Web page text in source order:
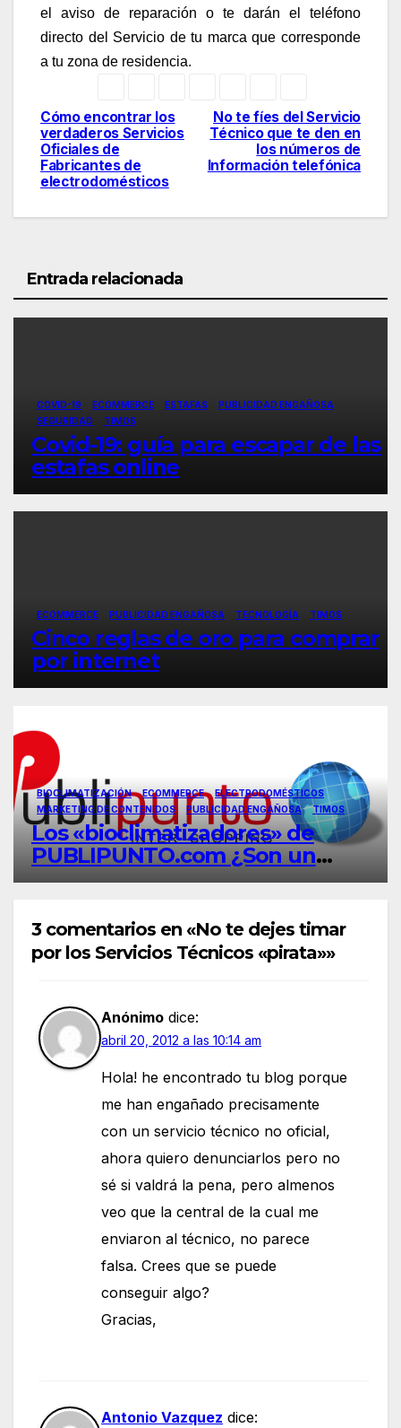
el aviso de reparación o te darán el teléfono
directo del Servicio de tu marca que corresponde
a tu zona de residencia.
Navegación
de
No te fíes del Servicio
Técnico que te den en
los números de
Información telefónica
Cómo encontrar los
verdaderos Servicios
Oficiales de
Fabricantes de
electrodomésticos
Entrada relacionada
COVID-19 ECOMMERCE ESTAFAS
PUBLICIDAD ENGAÑOSA
SEGURIDAD
TIMOS
Covid-19: guía para escapar de las
estafas online
ECOMMERCE PUBLICIDAD ENGAÑOSA TECNOLOGÍA TIMOS
Cinco reglas de oro para comprar
por internet
BIOCLIMATIZACIÓN ECOMMERCE
ELECTRODOMÉSTICOS
MARKETING DE CONTENIDOS
PUBLICIDAD ENGAÑOSA TIMOS
Los «bioclimatizadores» de
PUBLIPUNTO.com ¿Son un
engaño?
3 comentarios en «No te dejes timar
por los Servicios Técnicos «pirata»»
Anónimo dice:
abril 20, 2012 a las 10:14 am
Hola! he encontrado tu blog porque
me han engañado precisamente
con un servicio técnico no oficial,
ahora quiero denunciarlos pero no
sé si valdrá la pena, pero almenos
veo que la central de la cual me
enviaron al técnico, no parece
falsa. Crees que se puede
conseguir algo?
Gracias,
Antonio Vazquez dice: